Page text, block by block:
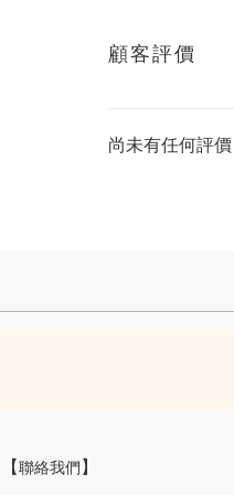
顧客評價
尚未有任何評價
【聯絡我們 】